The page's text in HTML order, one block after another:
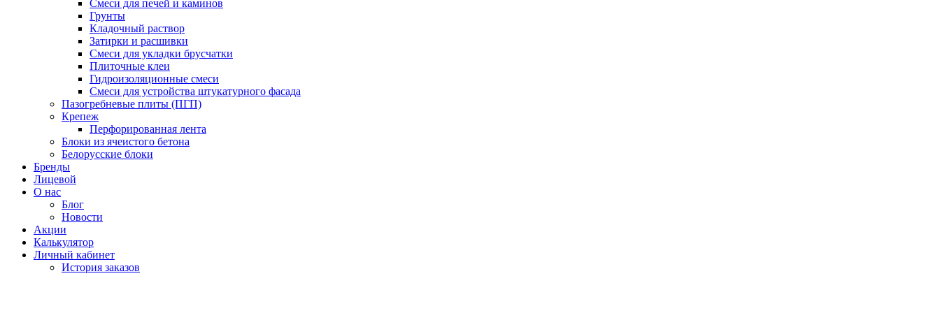
Смеси для печей и каминов
Грунты
Кладочный раствор
Затирки и расшивки
Смеси для укладки брусчатки
Плиточные клеи
Гидроизоляционные смеси
Смеси для устройства штукатурного фасада
Пазогребневые плиты (ПГП)
Крепеж
Перфорированная лента
Блоки из ячеистого бетона
Белорусские блоки
Бренды
Лицевой
О нас
Блог
Новости
Акции
Калькулятор
Личный кабинет
История заказов